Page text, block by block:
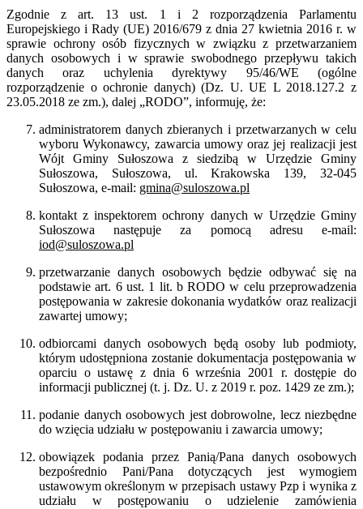
Zgodnie z art. 13 ust. 1 i 2 rozporządzenia Parlamentu
Europejskiego i Rady (UE) 2016/679 z dnia 27 kwietnia 2016 r. w
sprawie ochrony osób fizycznych w związku z przetwarzaniem
danych osobowych i w sprawie swobodnego przepływu takich
danych oraz uchylenia dyrektywy 95/46/WE (ogólne
rozporządzenie o ochronie danych) (Dz. U. UE L 2018.127.2 z
23.05.2018 ze zm.), dalej „RODO”, informuję, że:
administratorem danych zbieranych i przetwarzanych w celu
wyboru Wykonawcy, zawarcia umowy oraz jej realizacji jest
Wójt Gminy Sułoszowa z siedzibą w Urzędzie Gminy
Sułoszowa, Sułoszowa, ul. Krakowska 139, 32-045
Sułoszowa, e-mail: gmina@suloszowa.pl
kontakt z inspektorem ochrony danych w Urzędzie Gminy
Sułoszowa następuje za pomocą adresu e-mail:
iod@suloszowa.pl
przetwarzanie danych osobowych będzie odbywać się na
podstawie art. 6 ust. 1 lit. b RODO w celu przeprowadzenia
postępowania w zakresie dokonania wydatków oraz realizacji
zawartej umowy;
odbiorcami danych osobowych będą osoby lub podmioty,
którym udostępniona zostanie dokumentacja postępowania w
oparciu o ustawę z dnia 6 września 2001 r. dostępie do
informacji publicznej (t. j. Dz. U. z 2019 r. poz. 1429 ze zm.);
podanie danych osobowych jest dobrowolne, lecz niezbędne
do wzięcia udziału w postępowaniu i zawarcia umowy;
obowiązek podania przez Panią/Pana danych osobowych
bezpośrednio Pani/Pana dotyczących jest wymogiem
ustawowym określonym w przepisach ustawy Pzp i wynika z
udziału w postępowaniu o udzielenie zamówienia